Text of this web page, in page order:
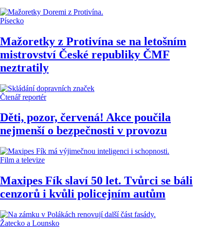
Písecko
Mažoretky z Protivína se na letošním
mistrovství České republiky ČMF
neztratily
Čtenář reportér
Děti, pozor, červená! Akce poučila
nejmenší o bezpečnosti v provozu
Film a televize
Maxipes Fík slaví 50 let. Tvůrci se báli
cenzorů i kvůli policejním autům
Žatecko a Lounsko